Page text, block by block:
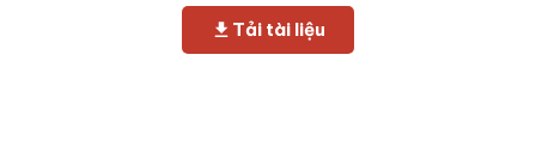
Tải tài liệu